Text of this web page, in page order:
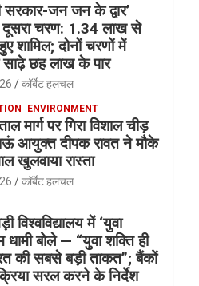
जन जन के द्वार’
दूसरा चरण: 1.34 लाख से
शामिल; दोनों चरणों में
साढ़े छह लाख के पार
कॉर्बेट हलचल
ENVIRONMENT
मार्ग पर गिरा विशाल चीड़
आयुक्त दीपक रावत ने मौके
खुलवाया रास्ता
कॉर्बेट हलचल
विश्वविद्यालय में ‘युवा
धामी बोले — “युवा शक्ति ही
की सबसे बड़ी ताकत”; बैंकों
सरल करने के निर्देश